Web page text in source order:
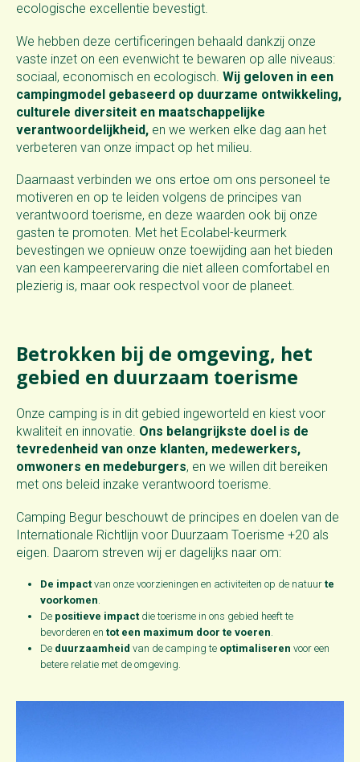
ecologische excellentie bevestigt.
We hebben deze certificeringen behaald dankzij onze
vaste inzet on een evenwicht te bewaren op alle niveaus:
sociaal, economisch en ecologisch. Wij geloven in een
campingmodel gebaseerd op duurzame ontwikkeling,
culturele diversiteit en maatschappelijke
verantwoordelijkheid, en we werken elke dag aan het
verbeteren van onze impact op het milieu.
Daarnaast verbinden we ons ertoe om ons personeel te
motiveren en op te leiden volgens de principes van
verantwoord toerisme, en deze waarden ook bij onze
gasten te promoten. Met het Ecolabel-keurmerk
bevestingen we opnieuw onze toewijding aan het bieden
van een kampeerervaring die niet alleen comfortabel en
plezierig is, maar ook respectvol voor de planeet.
Betrokken bij de omgeving, het
gebied en duurzaam toerisme
Onze camping is in dit gebied ingeworteld en kiest voor
kwaliteit en innovatie. Ons belangrijkste doel is de
tevredenheid van onze klanten, medewerkers,
omwoners en medeburgers, en we willen dit bereiken
met ons beleid inzake verantwoord toerisme.
Camping Begur beschouwt de principes en doelen van de
Internationale Richtlijn voor Duurzaam Toerisme +20 als
eigen. Daarom streven wij er dagelijks naar om:
De impactvan onze voorzieningen en activiteiten op de natuur te
voorkomen.
De positieve impactdie toerisme in ons gebied heeft te
bevorderen en tot een maximum door te voeren.
De duurzaamheid van de camping te optimaliseren voor een
betere relatie met de omgeving.